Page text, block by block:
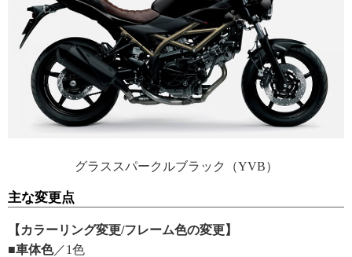
グラススパークルブラック（YVB）
主な変更点
【カラーリング変更/フレーム色の変更】
■車体色／1色